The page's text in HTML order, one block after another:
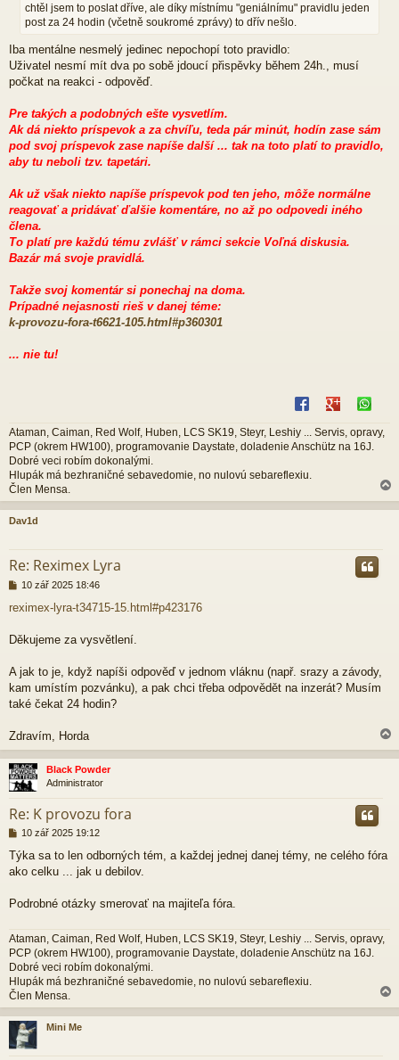
v
e
k
chtěl jsem to poslat dříve, ale díky místnímu "geniálnímu" pravidlu jeden
post za 24 hodin (včetně soukromé zprávy) to dřív nešlo.
Iba mentálne nesmelý jedinec nepochopí toto pravidlo:
Uživatel nesmí mít dva po sobě jdoucí přispěvky během 24h., musí
počkat na reakci - odpověď.
Pre takých a podobných ešte vysvetlím.
Ak dá niekto príspevok a za chvíľu, teda pár minút, hodín zase sám
pod svoj príspevok zase napíše další ... tak na toto platí to pravidlo,
aby tu neboli tzv. tapetári.
Ak už však niekto napíše príspevok pod ten jeho, môže normálne
reagovať a pridávať ďalšie komentáre, no až po odpovedi iného
člena.
To platí pre každú tému zvlášť v rámci sekcie Voľná diskusia.
Bazár má svoje pravidlá.
Takže svoj komentár si ponechaj na doma.
Prípadné nejasnosti rieš v danej téme:
k-provozu-fora-t6621-105.html#p360301
... nie tu!
Ataman, Caiman, Red Wolf, Huben, LCS SK19, Steyr, Leshiy ... Servis, opravy,
PCP (okrem HW100), programovanie Daystate, doladenie Anschütz na 16J.
Dobré veci robím dokonalými.
Hlupák má bezhraničné sebavedomie, no nulovú sebareflexiu.
Člen Mensa.
a
h
Dav1d
Re: Reximex Lyra
P
í
p
e
k
10 zář 2025 18:46
reximex-lyra-t34715-15.html#p423176
Děkujeme za vysvětlení.
A jak to je, když napíši odpověď v jednom vláknu (např. srazy a závody,
kam umístím pozvánku), a pak chci třeba odpovědět na inzerát? Musím
také čekat 24 hodin?
Zdravím, Horda
a
h
Black Powder
Administrator
Re: K provozu fora
P
í
s
k
10 zář 2025 19:12
Týka sa to len odborných tém, a každej jednej danej témy, ne celého fóra
ako celku ... jak u debilov.
Podrobné otázky smerovať na majiteľa fóra.
Ataman, Caiman, Red Wolf, Huben, LCS SK19, Steyr, Leshiy ... Servis, opravy,
PCP (okrem HW100), programovanie Daystate, doladenie Anschütz na 16J.
Dobré veci robím dokonalými.
Hlupák má bezhraničné sebavedomie, no nulovú sebareflexiu.
Člen Mensa.
a
h
Mini Me